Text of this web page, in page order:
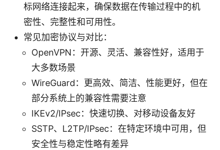
标网络连接起来，确保数据在传输过程中的机
密性、完整性和可用性。
常见加密协议与对比：
OpenVPN：开源、灵活、兼容性好，适用于
大多数场景
WireGuard：更高效、简洁、性能更好，但在
部分系统上的兼容性需要注意
IKEv2/IPsec：快速切换、对移动设备友好
SSTP、L2TP/IPsec：在特定环境中可用，但
安全性与稳定性略有差异